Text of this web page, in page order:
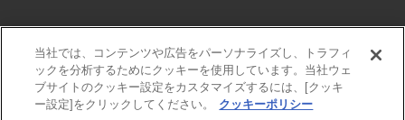
三菱電機
利用規程
個人情報保護方針
当社では、コンテンツや広告をパーソナライズし、トラフィ
ックを分析するためにクッキーを使用しています。当社ウェ
ブサイトのクッキー設定をカスタマイズするには、[クッキ
ー設定]をクリックしてください。
クッキーポリシー